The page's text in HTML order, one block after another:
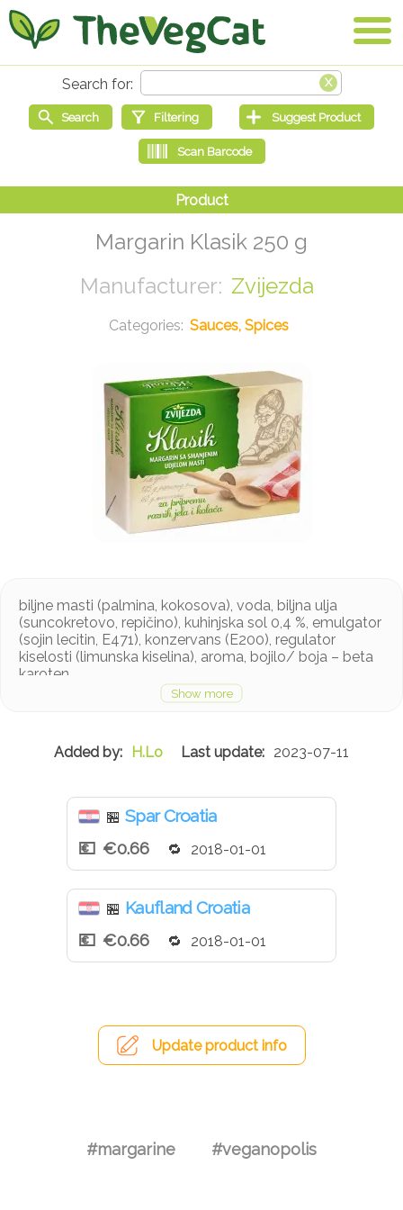
Margarin Klasik 250 g
Zvijezda
Sauces, Spices
biljne masti (palmina, kokosova), voda, biljna ulja
(suncokretovo, repičino), kuhinjska sol 0,4 %, emulgator
(sojin lecitin, E471), konzervans (E200), regulator
kiselosti (limunska kiselina), aroma, bojilo/ boja – beta
karoten
Proizvod može sadržavati tragove mlijeka
H.Lo 2023-07-11
🏪 Spar Croatia
€0.66
2018-01-01
🏪 Kaufland Croatia
€0.66
2018-01-01
Update product info
#margarine #veganopolis